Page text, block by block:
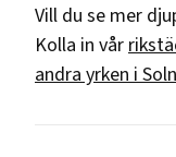
Vill du se mer
Kolla in vår
andra yrken i